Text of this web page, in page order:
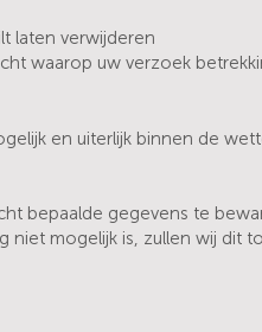
laten verwijderen
waarop uw verzoek
en uiterlijk binnen de
bepaalde gegevens te
niet mogelijk is, zullen wij dit